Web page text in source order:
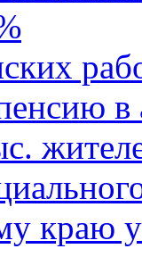
в
краю